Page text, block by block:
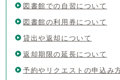
図書館での自習について
図書館の利用券について
貸出や返却について
返却期限の延長について
予約やリクエストの申込み